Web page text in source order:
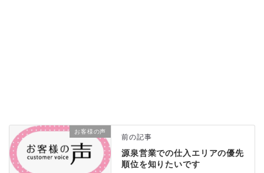
お客様の声
前の記事
源泉営業での仕入エリアの優先
順位を知りたいです